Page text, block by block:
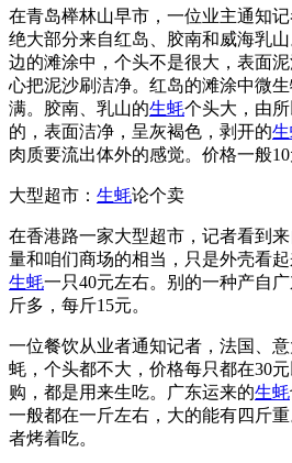
在青岛榉林山早市，一位业主通知
绝大部分来自红岛、胶南和威海乳
边的滩涂中，个头不是很大，表面
心把泥沙刷洁净。红岛的滩涂中微生
满。胶南、乳山的生蚝个头大，由
的，表面洁净，呈灰褐色，剥开的
肉质要流出体外的感觉。价格一般10
大型超市： 生蚝论个卖
在香港路一家大型超市，记者看到
量和咱们商场的相当，只是外壳看
生蚝一只40元左右。别的一种产自
斤多，每斤15元。
一位餐饮从业者通知记者，法国、
蚝，个头都不大，价格每只都在30
购，都是用来生吃。广东运来的生蚝
一般都在一斤左右，大的能有四斤
者烤着吃。